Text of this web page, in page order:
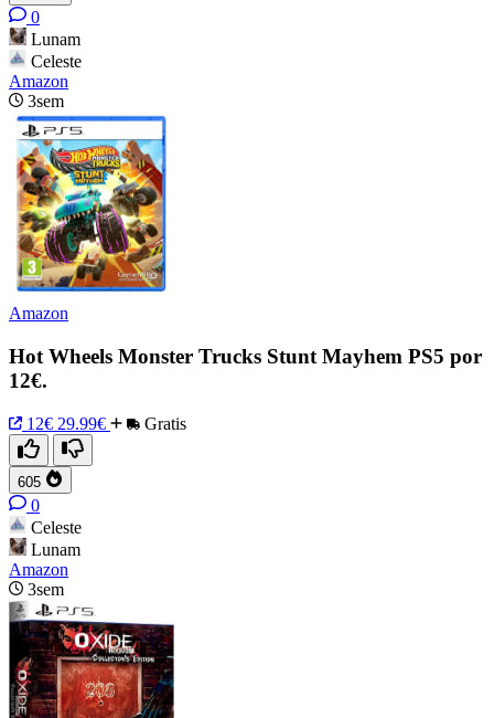
0
Lunam
Celeste
Amazon
3sem
Amazon
Hot Wheels Monster Trucks Stunt Mayhem PS5 por
12€.
12€ 29.99€ Gratis
605
0
Celeste
Lunam
Amazon
3sem